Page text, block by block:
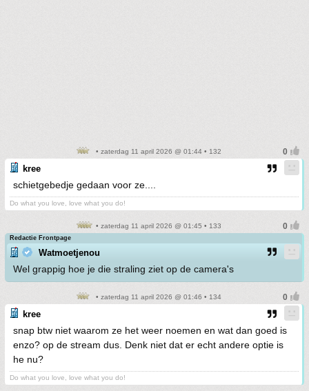
• zaterdag 11 april 2026 @ 01:44 • 132
kree
schietgebedje gedaan voor ze....
Do what you love, love what you do!
• zaterdag 11 april 2026 @ 01:45 • 133
Redactie Frontpage
Watmoetjenou
Wel grappig hoe je die straling ziet op de camera's
• zaterdag 11 april 2026 @ 01:46 • 134
kree
snap btw niet waarom ze het weer noemen en wat dan goed is
enzo? op de stream dus. Denk niet dat er echt andere optie is
he nu?
Do what you love, love what you do!